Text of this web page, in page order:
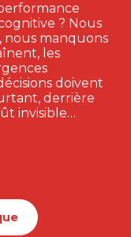
? Nous
nous manquons
les
doivent
derrière
invisible…